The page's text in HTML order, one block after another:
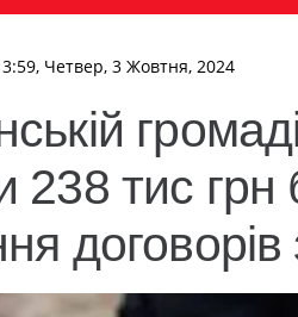
Четвер, 3 Жовтня, 2024
238 тис грн